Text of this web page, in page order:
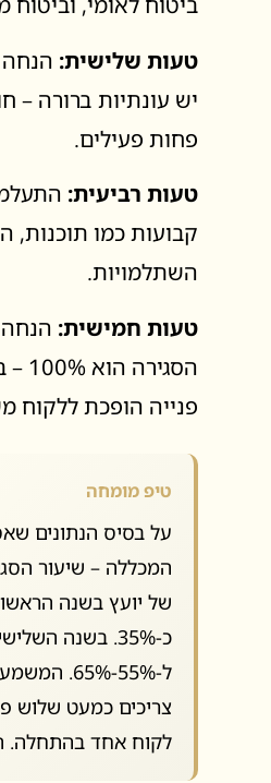
טעות שלישית:
יש עונתיות ברורה –
פחות פעילים.
טעות רביעית:
קבועות כמו תוכנות,
השתלמויות.
טעות חמישית:
פנייה הופכת ללקוח
טיפ מומחה
על בסיס הנתונים
המכללה – שיעור
של יועץ בשנה
כ-35%. בשנה
ל-55%-65%.
צריכים כמעט שלוש
לקוח אחד בהתחלה.